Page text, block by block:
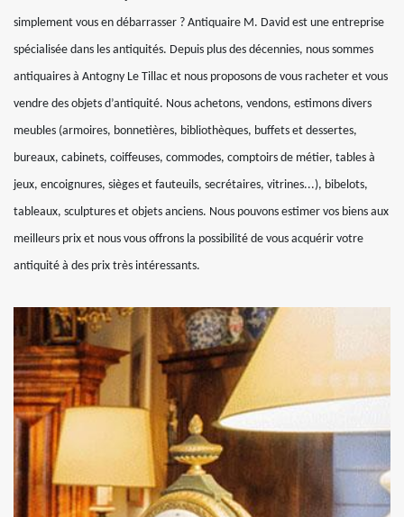
simplement vous en débarrasser ? Antiquaire M. David est une entreprise
spécialisée dans les antiquités. Depuis plus des décennies, nous sommes
antiquaires à Antogny Le Tillac et nous proposons de vous racheter et vous
vendre des objets d’antiquité. Nous achetons, vendons, estimons divers
meubles (armoires, bonnetières, bibliothèques, buffets et dessertes,
bureaux, cabinets, coiffeuses, commodes, comptoirs de métier, tables à
jeux, encoignures, sièges et fauteuils, secrétaires, vitrines...), bibelots,
tableaux, sculptures et objets anciens. Nous pouvons estimer vos biens aux
meilleurs prix et nous vous offrons la possibilité de vous acquérir votre
antiquité à des prix très intéressants.